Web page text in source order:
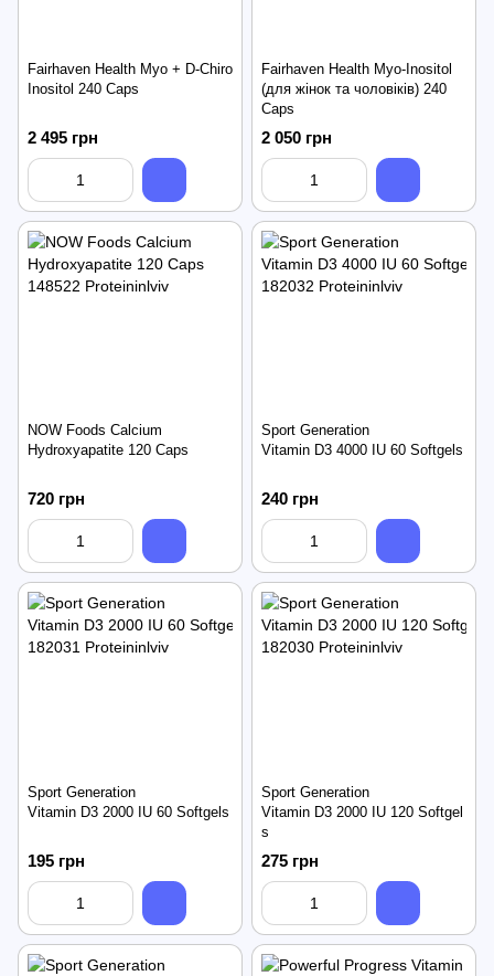
Fairhaven Health Myo + D-Chiro
Inositol 240 Caps
2 495 грн
Fairhaven Health Myo-Inositol
(для жінок та чоловіків) 240
Caps
2 050 грн
NOW Foods Calcium
Hydroxyapatite 120 Caps
720 грн
Sport Generation
Vitamin D3 4000 IU 60 Softgels
240 грн
Sport Generation
Vitamin D3 2000 IU 60 Softgels
195 грн
Sport Generation
Vitamin D3 2000 IU 120 Softgel
s
275 грн